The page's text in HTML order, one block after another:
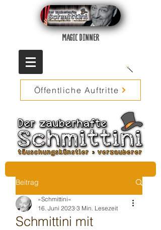
MAGIC DINNER
Öffentliche Auftritte
Beitrag
Schmittini mit
»Schmittini«
16. Juni 2023 3 Min. Lesezeit